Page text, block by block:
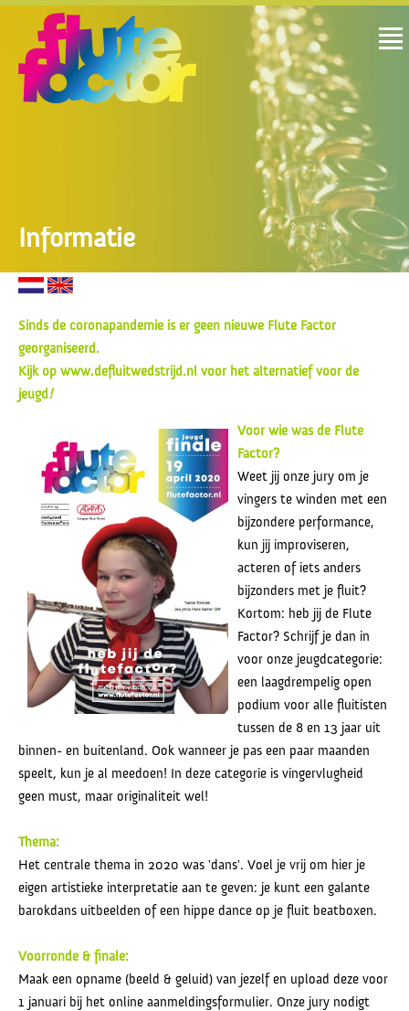
Informatie
Sinds de coronapandemie is er geen nieuwe Flute Factor
georganiseerd.
Kijk op www.defluitwedstrijd.nl voor het alternatief voor de
jeugd!
Voor wie was de Flute
Factor?
Weet jij onze jury om je
vingers te winden met een
bijzondere performance,
kun jij improviseren,
acteren of iets anders
bijzonders met je fluit?
Kortom: heb jij de Flute
Factor? Schrijf je dan in
voor onze jeugdcategorie:
een laagdrempelig open
podium voor alle fluitisten
tussen de 8 en 13 jaar uit
binnen- en buitenland. Ook wanneer je pas een paar maanden
speelt, kun je al meedoen! In deze categorie is vingervlugheid
geen must, maar originaliteit wel!
Thema:
Het centrale thema in 2020 was 'dans'. Voel je vrij om hier je
eigen artistieke interpretatie aan te geven: je kunt een galante
barokdans uitbeelden of een hippe dance op je fluit beatboxen.
Voorronde & finale:
Maak een opname (beeld & geluid) van jezelf en upload deze voor
1 januari bij het online aanmeldingsformulier. Onze jury nodigt